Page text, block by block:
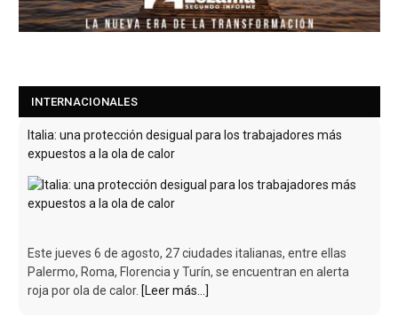
INTERNACIONALES
roja por ola de calor.
Francia prohibe llamadas comerciales no solicitadas y obliga
a repensar el telemarketing
A partir del 11 de agosto, las empresas ya no podrán llamar a
un consumidor sin haber obtenido su consentimiento previo.
Un cambio que[Leer más...]